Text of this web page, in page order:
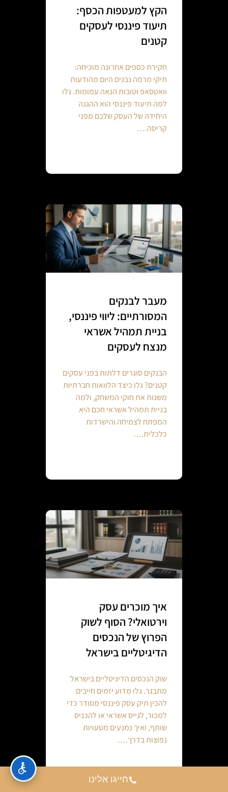
הקץ למעטפות הכסף:
תיעוד פיננסי לעסקים
קטנים
חקירת כספים אחרונה מוכיחה:
תיקי מרמה נבנים היום מהודעות
וואטסאפ וטובות הנאה עמומות. גלו
למה תיעוד פיננסי הוא ההגנה
היחידה של העסק שלכם מפני
קריסה.…
מעבר לבנקים
המסורתיים: ליווי פיננסי,
בניית תמהיל אשראי
מנצח לעסקים
הבנקים סוגרים דלתות בפני עסקים
קטנים? גלו כיצד הלוואות חברתיות
משנות את חוקי המשחק, ולמה
בניית תמהיל אשראי חכם היא
המפתח לצמיחה והישרדות
כלכלית.…
איך מוכרים עסק
וירטואלי? הסוף לשוק
הפרוץ של הנכסים
הדיגיטליים בישראל
שוק הנכסים הדיגיטליים בישראל
מתבגר. גלו מדוע יזמים חייבים
להכין תיק עסק פיננסי מסודר כדי
למכור, לגייס אשראי או להכניס
שותף, ואיך נמנעים מטעויות
נפוצות בדרך.…
Continue reading
חייגו אלינו